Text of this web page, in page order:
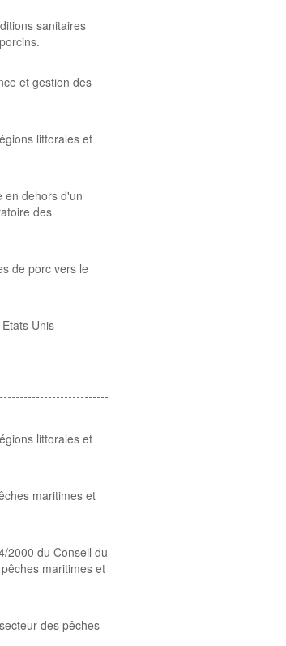
sanitaires
et gestion des
littorales et
en dehors d'un
des
de porc vers le
Unis
littorales et
maritimes et
2000 du Conseil du
maritimes et
des pêches